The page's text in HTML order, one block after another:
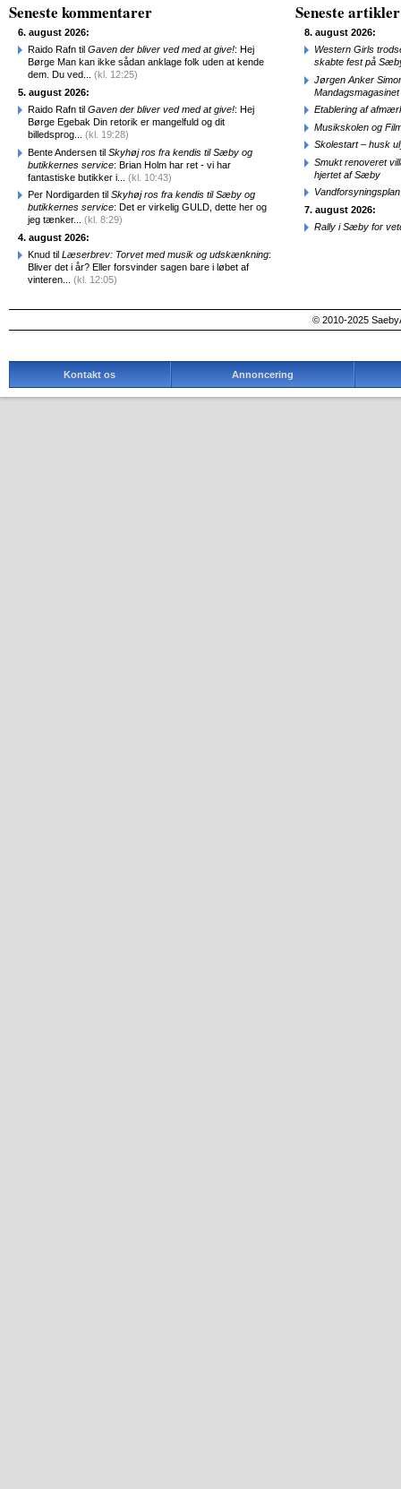
Seneste kommentarer
6. august 2026:
Raido Rafn til Gaven der bliver ved med at give!: Hej
Børge Man kan ikke sådan anklage folk uden at kende
dem. Du ved... (kl. 12:25)
5. august 2026:
Raido Rafn til Gaven der bliver ved med at give!: Hej
Børge Egebak Din retorik er mangelfuld og dit
billedsprog... (kl. 19:28)
Bente Andersen til Skyhøj ros fra kendis til Sæby og
butikkernes service: Brian Holm har ret - vi har
fantastiske butikker i... (kl. 10:43)
Per Nordigarden til Skyhøj ros fra kendis til Sæby og
butikkernes service: Det er virkelig GULD, dette her og
jeg tænker... (kl. 8:29)
4. august 2026:
Knud til Læserbrev: Torvet med musik og udskænkning:
Bliver det i år? Eller forsvinder sagen bare i løbet af
vinteren... (kl. 12:05)
Seneste artikler
8. august 2026:
Western Girls
skabte fest på
Jørgen Anker
Mandagsmagasinet
Etablering af
Musikskolen og
Skolestart – husk
Smukt renoveret
hjertet af Sæby
7. august 2026:
Rally i Sæby for
© 2010-2025
Kontakt os Annoncering